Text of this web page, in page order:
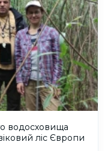
водосховища
ліс Європи